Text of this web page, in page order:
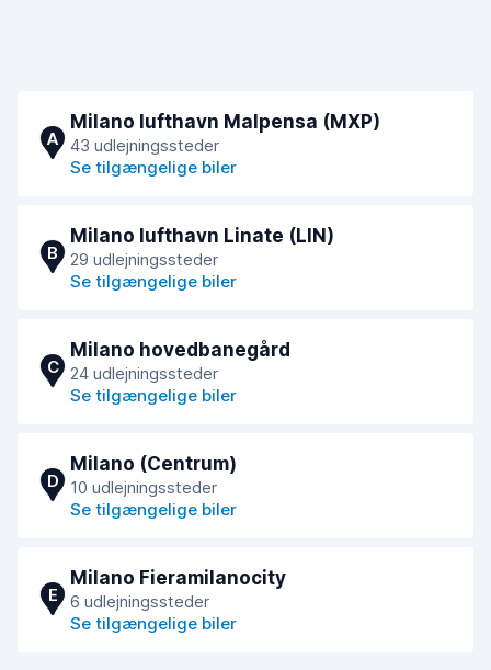
A
Milano lufthavn Malpensa (MXP)
43 udlejningssteder
Se tilgængelige biler
B
Milano lufthavn Linate (LIN)
29 udlejningssteder
Se tilgængelige biler
C
Milano hovedbanegård
24 udlejningssteder
Se tilgængelige biler
D
Milano (Centrum)
10 udlejningssteder
Se tilgængelige biler
E
Milano Fieramilanocity
6 udlejningssteder
Se tilgængelige biler